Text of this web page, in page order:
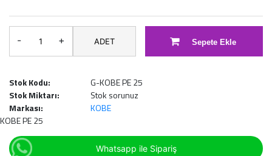
- + ADET Sepete Ekle
Stok Kodu:
G-KOBE PE 25
Stok Miktarı:
Stok sorunuz
Markası:
KOBE
KOBE PE 25
Whatsapp ile Sipariş